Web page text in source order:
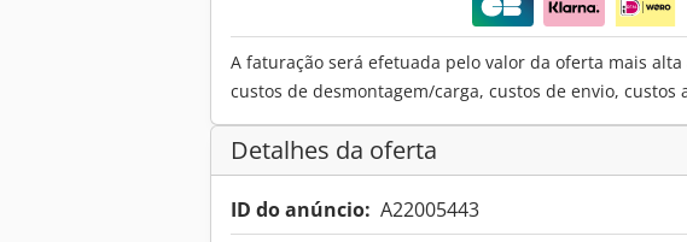
A faturação será efetuada pelo valor da oferta mais
custos de desmontagem/carga, custos de envio, custos
Detalhes da oferta
ID do anúncio: A22005443